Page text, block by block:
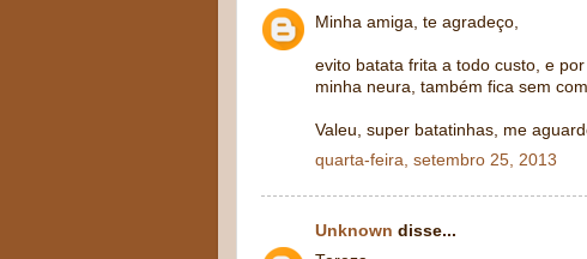
Minha amiga, te agradeço,
evito batata frita a todo custo, e
minha neura, também fica sem
Valeu, super batatinhas, me
quarta-feira, setembro 25, 2013
Unknown disse...